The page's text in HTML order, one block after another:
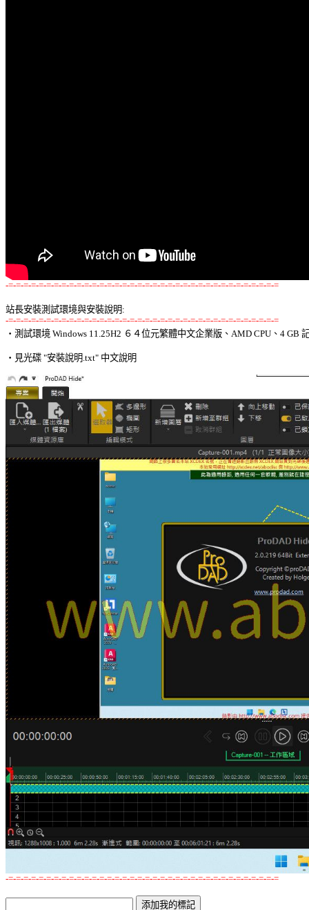
-=-=-=-=-=-=-=-=-=-=-=-=-=-=-=-=-=-=-=-=-=-=-=-=-=-=-=-=-=-=-=-=-=-=-=-=
站長安裝測試環境與安裝說明:
-=-=-=-=-=-=-=-=-=-=-=-=-=-=-=-=-=-=-=-=-=-=-=-=-=-=-=-=-=-=-=-=-=-=-=-=
‧測試環境 Windows 11.25H2 ６４位元繁體中文企業版、AMD CPU、4 GB
‧見光碟 "安裝說明.txt" 中文說明
-=-=-=-=-=-=-=-=-=-=-=-=-=-=-=-=-=-=-=-=-=-=-=-=-=-=-=-=-=-=-=-=-=-=-=-=